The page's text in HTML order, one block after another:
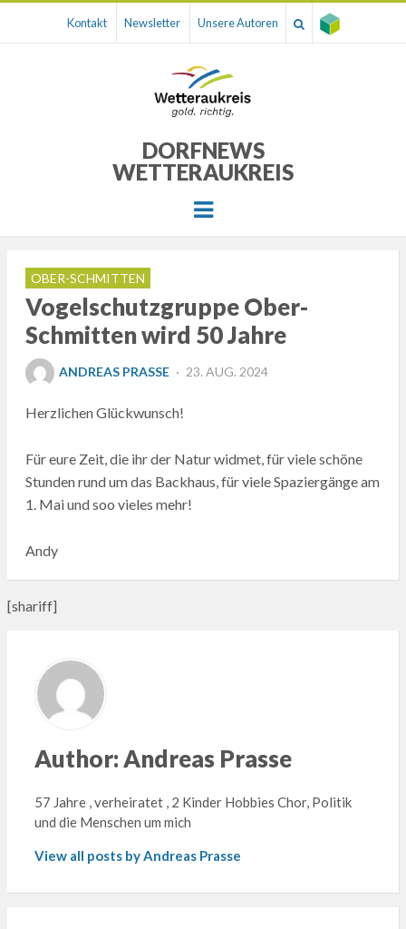
Kontakt Newsletter Unsere Autoren
DORFNEWS
WETTERAUKREIS
Menu
OBER-SCHMITTEN
Vogelschutzgruppe Ober-
Schmitten wird 50 Jahre
ANDREAS PRASSE
POSTED
23. AUG. 2024
Herzlichen Glückwunsch!
Für eure Zeit, die ihr der Natur widmet, für viele schöne
Stunden rund um das Backhaus, für viele Spaziergänge am
1. Mai und soo vieles mehr!
Andy
[shariff]
Author:Andreas Prasse
57 Jahre , verheiratet , 2 Kinder Hobbies Chor, Politik
und die Menschen um mich
View all posts by Andreas Prasse